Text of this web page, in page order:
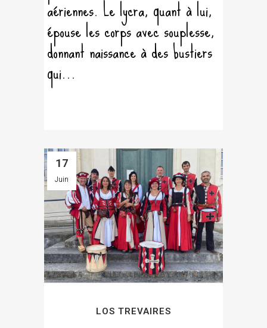
aériennes. Le lycra, quant à lui,
épouse les corps avec souplesse,
donnant naissance à des bustiers
qui...
17
Juin
LOS TREVAIRES